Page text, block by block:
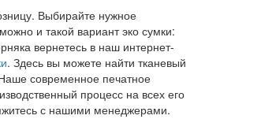
Выбирайте нужное
и такой вариант эко сумки:
вернетесь в наш интернет-
. Здесь вы можете найти тканевый
современное печатное
процесс на всех его
с нашими менеджерами.